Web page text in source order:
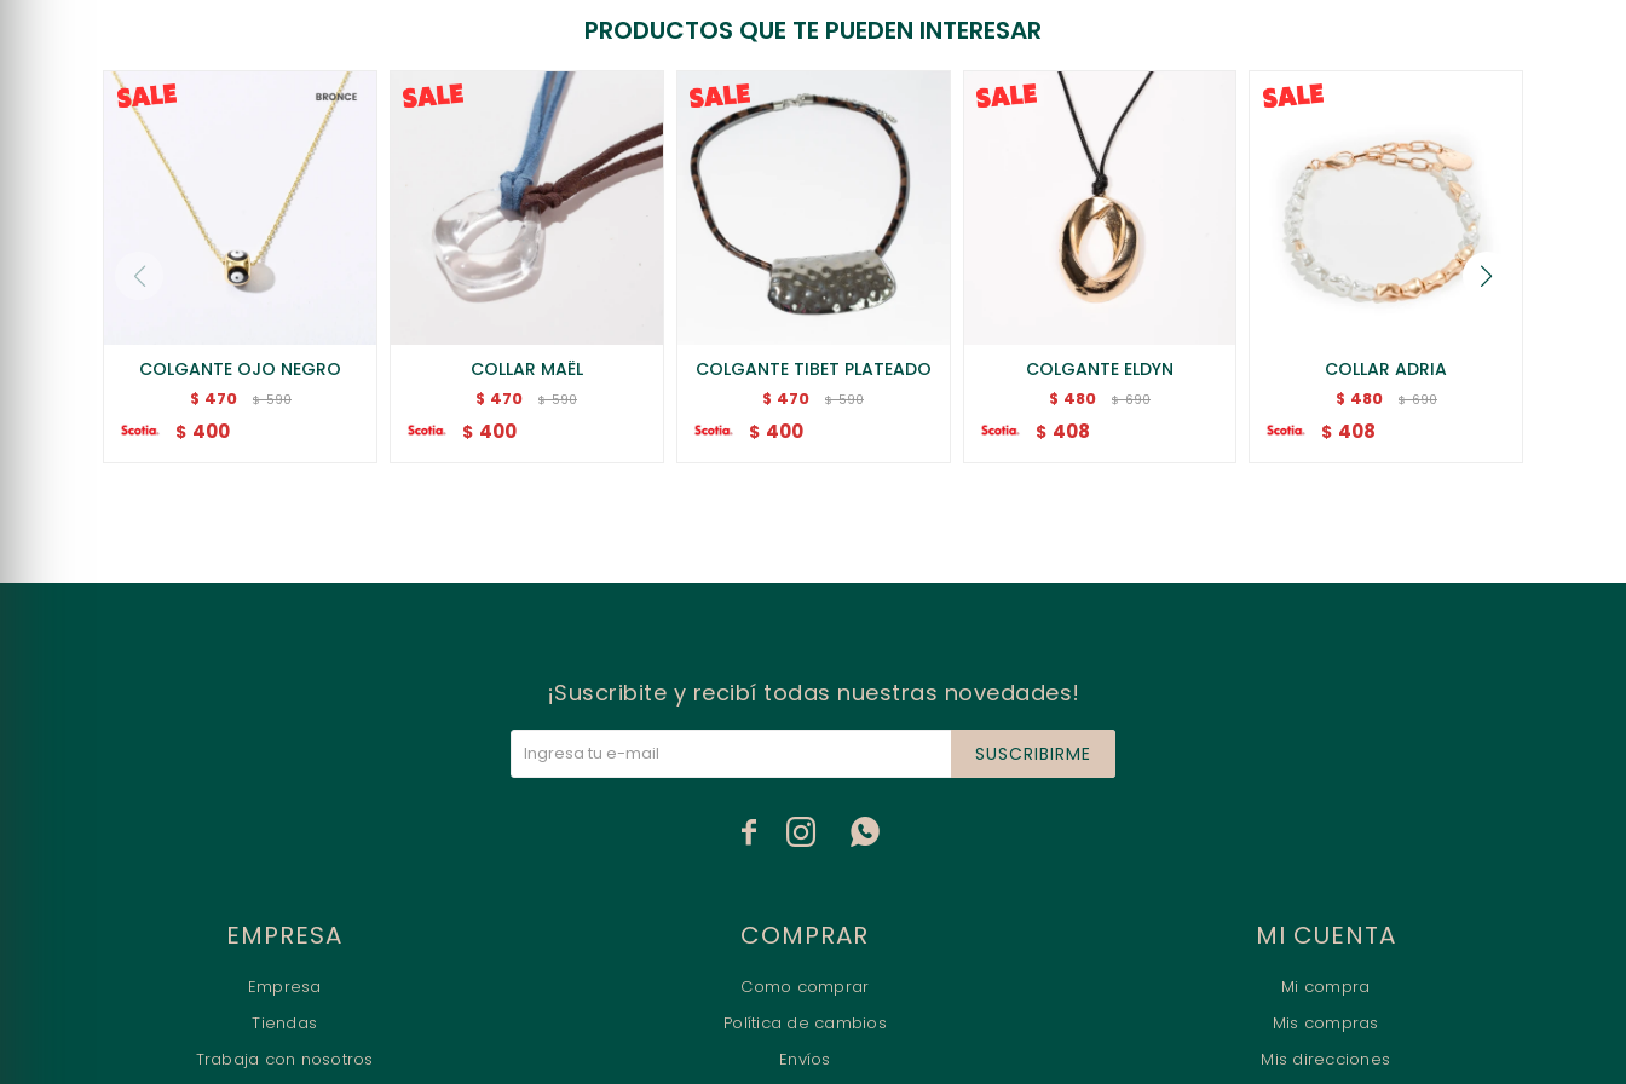
PRODUCTOS QUE TE PUEDEN INTERESAR
COLGANTE OJO NEGRO
$ 470 $ 590
$ 400
COLLAR MAËL
$ 470 $ 590
$ 400
COLGANTE TIBET PLATEADO
$ 470 $ 590
$ 400
COLGANTE ELDYN
$ 480 $ 690
$ 408
COLLAR ADRIA
$ 480 $ 690
$ 408
EMPRESA
Empresa
Tiendas
Trabaja con nosotros
COMPRAR
Como comprar
Política de cambios
Envíos
MI CUENTA
Mi compra
Mis compras
Mis direcciones
¡Suscribite y recibí todas nuestras novedades!
SUSCRIBIRME
  